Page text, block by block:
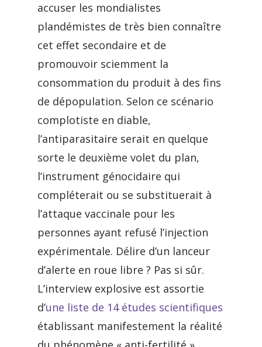
accuser les mondialistes
plandémistes de très bien connaître
cet effet secondaire et de
promouvoir sciemment la
consommation du produit à des fins
de dépopulation. Selon ce scénario
complotiste en diable,
l’antiparasitaire serait en quelque
sorte le deuxième volet du plan,
l’instrument génocidaire qui
compléterait ou se substituerait à
l’attaque vaccinale pour les
personnes ayant refusé l’injection
expérimentale. Délire d’un lanceur
d’alerte en roue libre ? Pas si sûr.
L’interview explosive est assortie
d’une liste de 14 études scientifiques
établissant manifestement la réalité